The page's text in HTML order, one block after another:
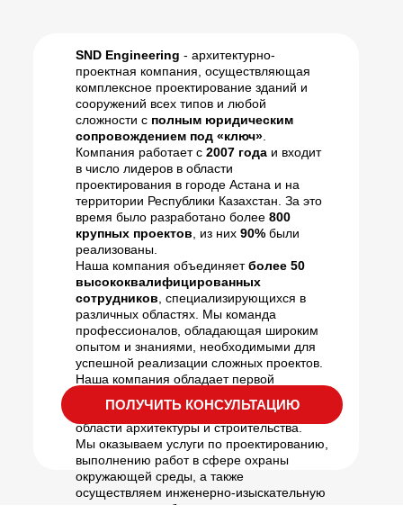
SND Engineering - архитектурно-
проектная компания, осуществляющая
комплексное проектирование зданий и
сооружений всех типов и любой
сложности с полным юридическим
сопровождением под «ключ»
Компания работает с 2007 года и входит
в число лидеров в области
проектирования в городе Астана и на
территории Республики Казахстан. За это
время было разработано более 800
крупных проектов , из них 90% были
реализованы.
Наша компания объединяетболее 50
высококвалифицированных
сотрудников , специализирующихся в
различных областях. Мы команда
профессионалов, обладающая широким
опытом и знаниями, необходимыми для
успешной реализации сложных проектов.
Наша компания обладает первой
выполняет полный комплекс работ в
области архитектуры и строительства.
Мы оказываем услуги по проектированию,
выполнению работ в сфере охраны
окружающей среды, а также
осуществляем инженерно-изыскательную
деятельность, обеспечивая точность,
ПОЛУЧИТЬ КОНСУЛЬТАЦИЮ